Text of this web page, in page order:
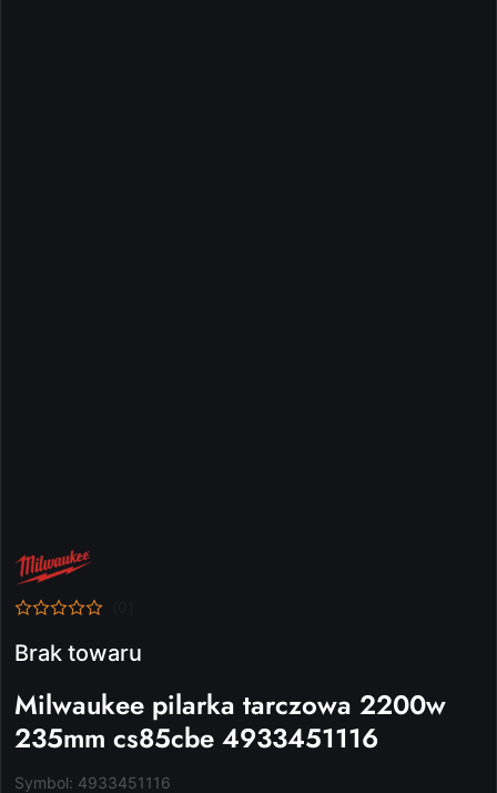
NAZWA
PRODUCENTA:
MILWAUKEE
Brak towaru
Milwaukee pilarka tarczowa 2200w
235mm cs85cbe 4933451116
Symbol: 4933451116